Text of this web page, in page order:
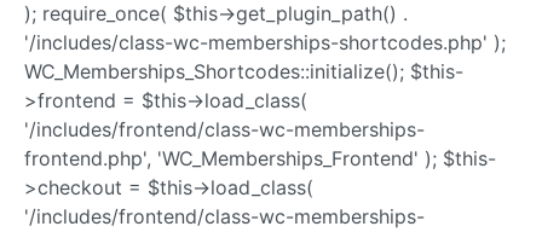
); require_once( $this->get_plugin_path() .
'/includes/class-wc-memberships-shortcodes.php' );
WC_Memberships_Shortcodes::initialize(); $this-
>frontend = $this->load_class(
'/includes/frontend/class-wc-memberships-
frontend.php', 'WC_Memberships_Frontend' ); $this-
>checkout = $this->load_class(
'/includes/frontend/class-wc-memberships-